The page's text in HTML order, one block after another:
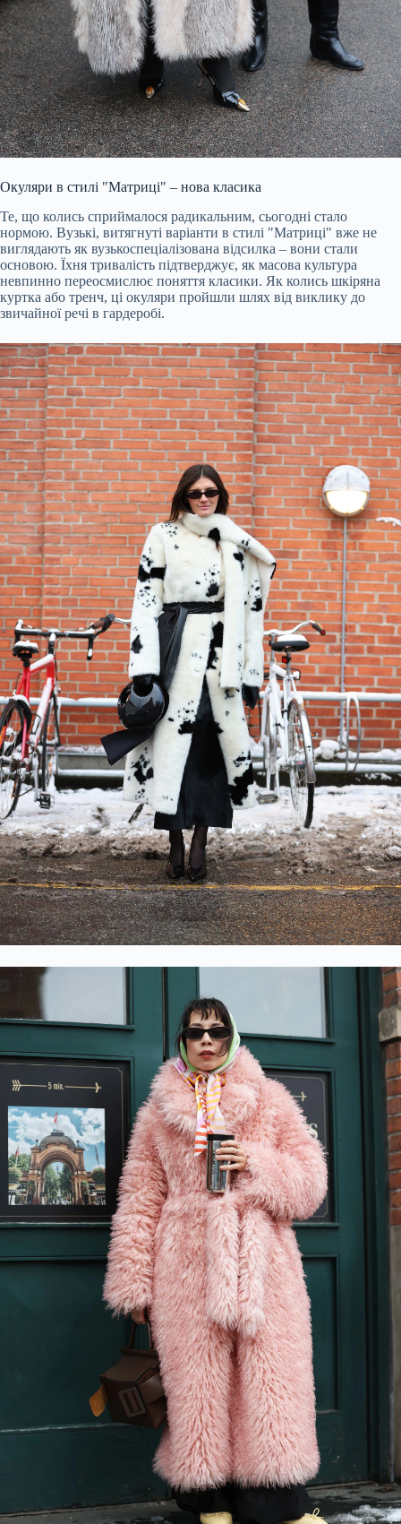
Окуляри в стилі "Матриці" – нова класика
Те, що колись сприймалося радикальним, сьогодні стало
нормою. Вузькі, витягнуті варіанти в стилі "Матриці" вже не
виглядають як вузькоспеціалізована відсилка – вони стали
основою. Їхня тривалість підтверджує, як масова культура
невпинно переосмислює поняття класики. Як колись шкіряна
куртка або тренч, ці окуляри пройшли шлях від виклику до
звичайної речі в гардеробі.